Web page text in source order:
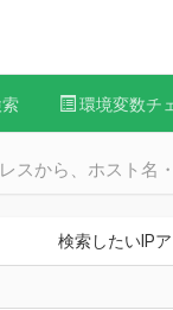
索 環境変数チ
スから、ホスト名
検索したいIP